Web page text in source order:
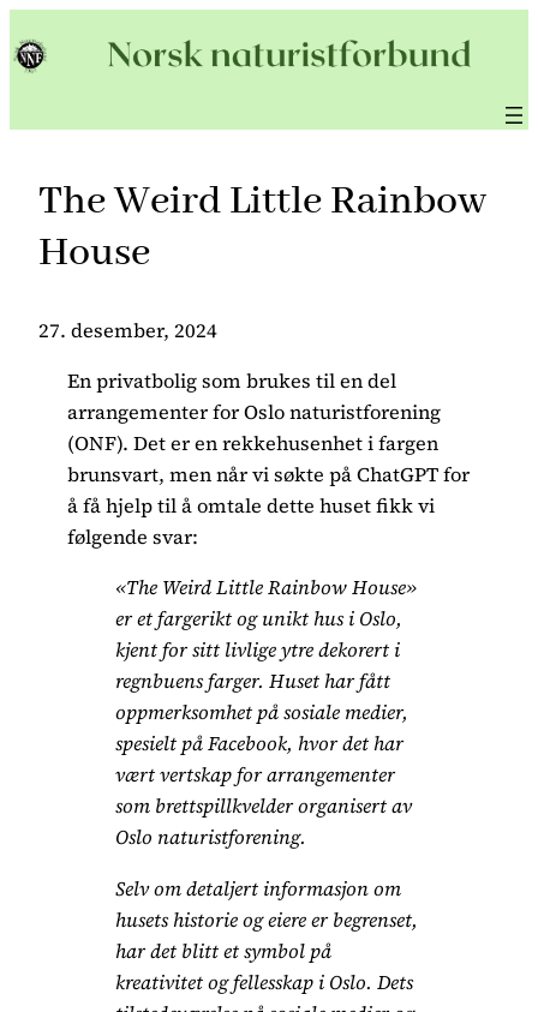
til
The Weird Little Rainbow
House
27. desember, 2024
En privatbolig som brukes til en del
arrangementer for Oslo naturistforening
(ONF). Det er en rekkehusenhet i fargen
brunsvart, men når vi søkte på ChatGPT for
å få hjelp til å omtale dette huset fikk vi
følgende svar:
«The Weird Little Rainbow House»
er et fargerikt og unikt hus i Oslo,
kjent for sitt livlige ytre dekorert i
regnbuens farger. Huset har fått
oppmerksomhet på sosiale medier,
spesielt på Facebook, hvor det har
vært vertskap for arrangementer
som brettspillkvelder organisert av
Oslo naturistforening.
Selv om detaljert informasjon om
husets historie og eiere er begrenset,
har det blitt et symbol på
kreativitet og fellesskap i Oslo. Dets